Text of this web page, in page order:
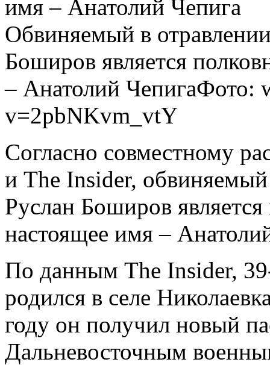
Обвиняемый в
Боширов является
– Анатолий ЧепигаФото:
v=2pbNKvm_vtY
Согласно совместному
и The Insider,
Руслан Боширов
настоящее имя –
По данным The Insider,
родился в селе
году он получил новый
Дальневосточным